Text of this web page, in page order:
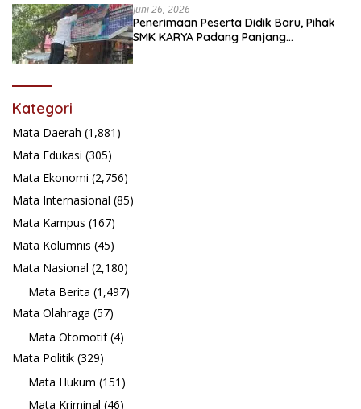
Juni 26, 2026
Penerimaan Peserta Didik Baru, Pihak
SMK KARYA Padang Panjang
Kategori
Mata Daerah (1,881)
Mata Edukasi (305)
Mata Ekonomi (2,756)
Mata Internasional (85)
Mata Kampus (167)
Mata Kolumnis (45)
Mata Nasional (2,180)
Mata Berita (1,497)
Mata Olahraga (57)
Mata Otomotif(4)
Mata Politik (329)
Mata Hukum (151)
Mata Kriminal (46)